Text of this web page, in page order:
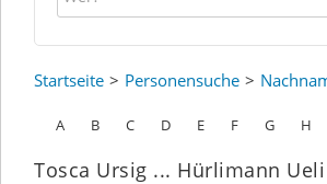
Startseite Personensuche
A B C D E F G H
Tosca Ursig ... Hürlimann Ueli